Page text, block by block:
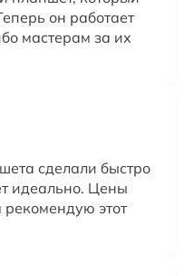
он работает
мастерам за их
сделали быстро
идеально. Цены
этот